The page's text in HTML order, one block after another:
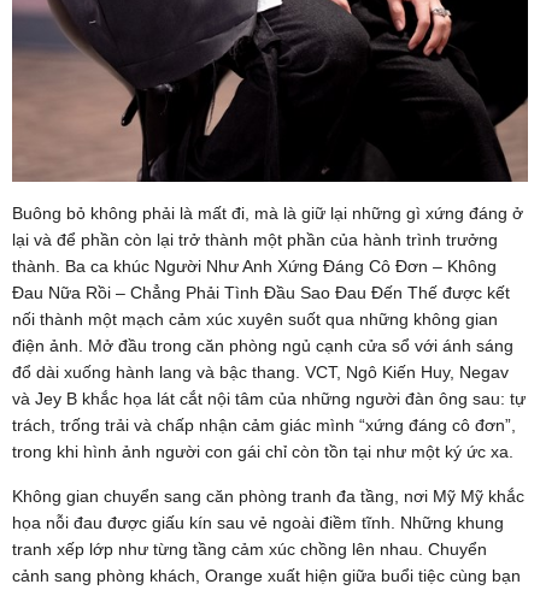
Buông bỏ không phải là mất đi, mà là giữ lại những gì xứng đáng ở
lại và để phần còn lại trở thành một phần của hành trình trưởng
thành. Ba ca khúc Người Như Anh Xứng Đáng Cô Đơn – Không
Đau Nữa Rồi – Chẳng Phải Tình Đầu Sao Đau Đến Thế được kết
nối thành một mạch cảm xúc xuyên suốt qua những không gian
điện ảnh. Mở đầu trong căn phòng ngủ cạnh cửa sổ với ánh sáng
đổ dài xuống hành lang và bậc thang. VCT, Ngô Kiến Huy, Negav
và Jey B khắc họa lát cắt nội tâm của những người đàn ông sau: tự
trách, trống trải và chấp nhận cảm giác mình “xứng đáng cô đơn”,
trong khi hình ảnh người con gái chỉ còn tồn tại như một ký ức xa.
Không gian chuyển sang căn phòng tranh đa tầng, nơi Mỹ Mỹ khắc
họa nỗi đau được giấu kín sau vẻ ngoài điềm tĩnh. Những khung
tranh xếp lớp như từng tầng cảm xúc chồng lên nhau. Chuyển
cảnh sang phòng khách, Orange xuất hiện giữa buổi tiệc cùng bạn